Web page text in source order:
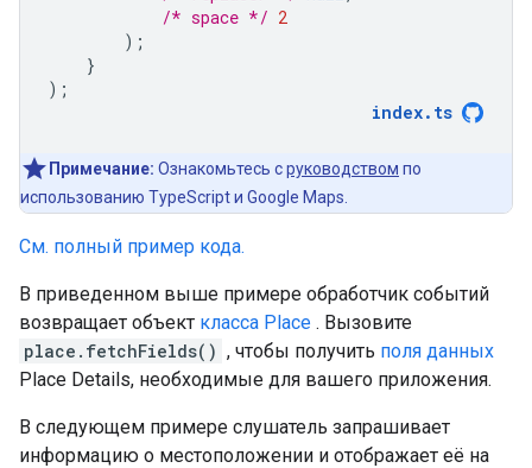
/* space */ 2
);
}
);
index. ts
Примечание: Ознакомьтесь сруководством по
использованию TypeScript и Google Maps.
См. полный пример кода.
В приведенном выше примере обработчик событий
возвращает объект класса Place . Вызовите
place.fetchFields() , чтобы получить поля данных
Place Details, необходимые для вашего приложения.
В следующем примере слушатель запрашивает
информацию о местоположении и отображает её на